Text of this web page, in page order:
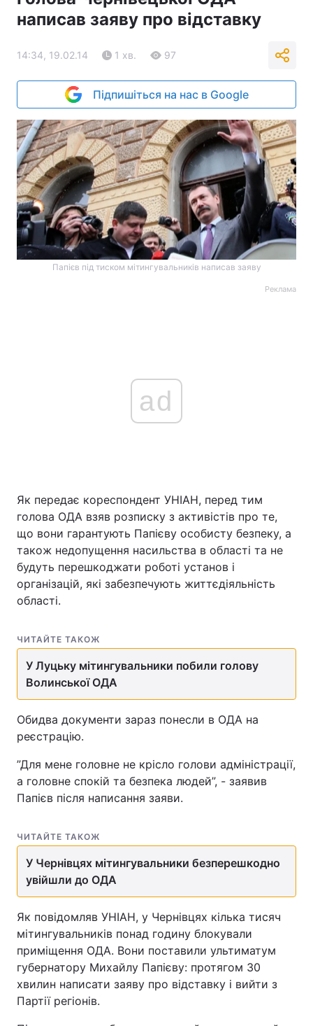
написав заяву про відставку
14:34, 19.02.14 1 хв. 97
Підпишіться на нас в Google
Папієв під тиском мітингувальників написав заяву
Реклама
ad
Як передає кореспондент УНІАН, перед тим
голова ОДА взяв розписку з активістів про те,
що вони гарантують Папієву особисту безпеку, а
також недопущення насильства в області та не
будуть перешкоджати роботі установ і
організацій, які забезпечують життєдіяльність
області.
ЧИТАЙТЕ ТАКОЖ
У Луцьку мітингувальники побили голову
Волинської ОДА
Обидва документи зараз понесли в ОДА на
реєстрацію.
”Для мене головне не крісло голови адміністрації,
а головне спокій та безпека людей”, - заявив
Папієв після написання заяви.
ЧИТАЙТЕ ТАКОЖ
У Чернівцях мітингувальники безперешкодно
увійшли до ОДА
Як повідомляв УНІАН, у Чернівцях кілька тисяч
мітингувальників понад годину блокували
приміщення ОДА. Вони поставили ультиматум
губернатору Михайлу Папієву: протягом 30
хвилин написати заяву про відставку і вийти з
Партії регіонів.